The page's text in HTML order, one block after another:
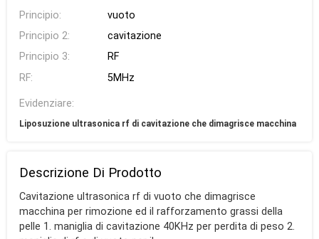
Principio:
vuoto
Principio 2:
cavitazione
Principio 3:
RF
RF:
5MHz
Evidenziare:
Liposuzione ultrasonica rf di cavitazione che dimagrisce macchina
Descrizione Di Prodotto
Cavitazione ultrasonica rf di vuoto che dimagrisce
macchina per rimozione ed il rafforzamento grassi della
pelle 1. maniglia di cavitazione 40KHz per perdita di peso 2.